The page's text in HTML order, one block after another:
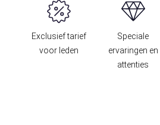
Exclusief tarief
voor leden
Speciale
ervaringen en
attenties